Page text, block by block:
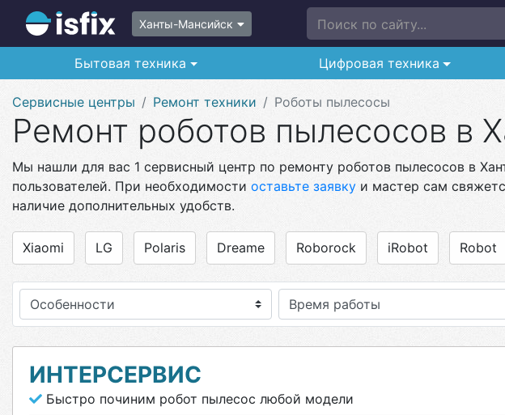
Ханты-Мансийск Поиск по сайту...
Бытовая техника Цифровая техника
Сервисные центры Ремонт техники Роботы пылесосы
Ремонт роботов пылесосов в
Мы нашли для вас 1 сервисный центр по ремонту роботов пылесосов в
пользователей. При необходимости оставьте заявку и мастер сам
наличие дополнительных удобств.
Xiaomi LG Polaris Dreame Roborock iRobot Robot
Особенности
ИНТЕРСЕРВИС
Быстро починим робот пылесос любой модели